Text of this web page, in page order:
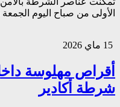
الأولى من صباح اليوم الجمعة 15 ماي الجاري، من توقيف ثلاثة
أقراص مهلوسة
شرطة أكادير